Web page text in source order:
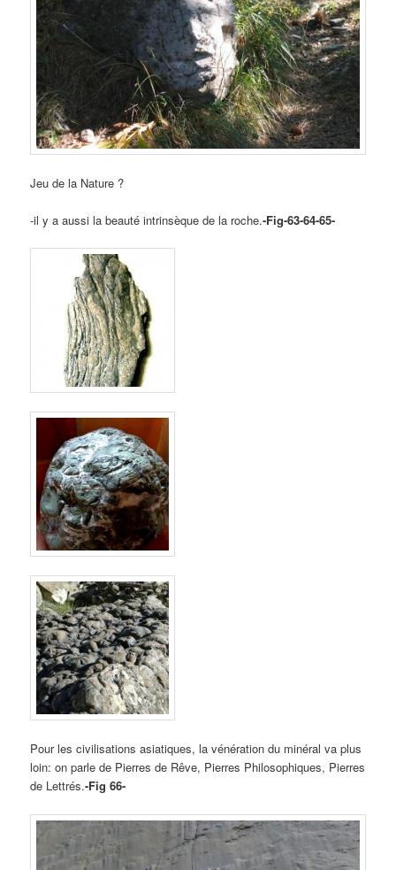
Jeu de la Nature ?
-il y a aussi la beauté intrinsèque de la roche.-Fig-63-64-65-
Pour les civilisations asiatiques, la vénération du minéral va plus
loin: on parle de Pierres de Rêve, Pierres Philosophiques, Pierres
de Lettrés.-Fig 66-